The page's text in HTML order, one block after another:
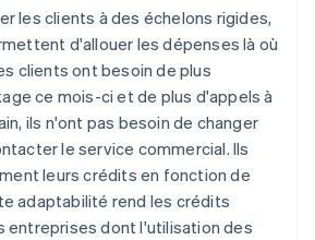
les clients à des échelons rigides,
d'allouer les dépenses là où
clients ont besoin de plus
ce mois-ci et de plus d'appels à
ils n'ont pas besoin de changer
le service commercial. Ils
leurs crédits en fonction de
adaptabilité rend les crédits
entreprises dont l'utilisation des